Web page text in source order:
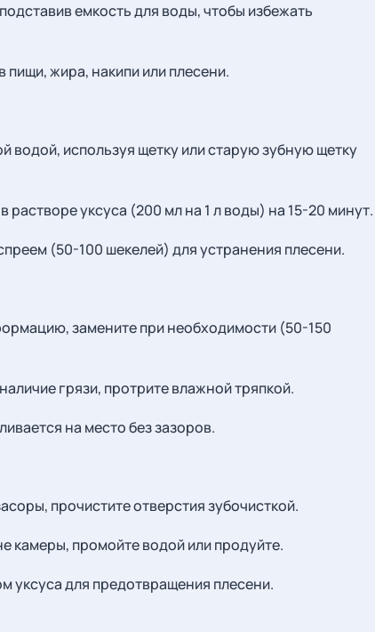
емкость для воды, чтобы избежать
жира, накипи или плесени.
водой, используя щетку или старую зубную щетку
растворе уксуса (200 мл на 1 л воды) на 15-20 минут.
(50-100 шекелей) для устранения плесени.
замените при необходимости (50-150
грязи, протрите влажной тряпкой.
на место без зазоров.
прочистите отверстия зубочисткой.
камеры, промойте водой или продуйте.
уксуса для предотвращения плесени.